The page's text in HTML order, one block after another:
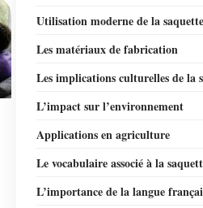
Utilisation moderne de la saquette
Les matériaux de fabrication
Les implications culturelles de la
L’impact sur l’environnement
Applications en agriculture
Le vocabulaire associé à la
L’importance de la langue